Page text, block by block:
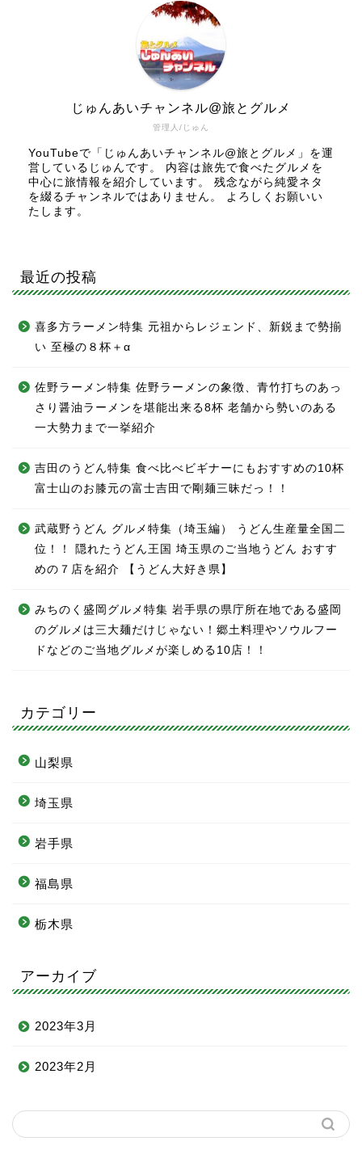
管理人/じゅん
じゅんあいチャンネル@旅とグルメ
YouTubeで「じゅんあいチャンネル@旅とグルメ」を運
営しているじゅんです。 内容は旅先で食べたグルメを
中心に旅情報を紹介しています。 残念ながら純愛ネタ
を綴るチャンネルではありません。 よろしくお願いい
たします。
最近の投稿
喜多方ラーメン特集 元祖からレジェンド、新鋭まで勢揃
い 至極の８杯＋α
佐野ラーメン特集 佐野ラーメンの象徴、青竹打ちのあっ
さり醤油ラーメンを堪能出来る8杯 老舗から勢いのある
一大勢力まで一挙紹介
吉田のうどん特集 食べ比べビギナーにもおすすめの10杯
富士山のお膝元の富士吉田で剛麺三昧だっ！！
武蔵野うどん グルメ特集（埼玉編） うどん生産量全国二
位！！ 隠れたうどん王国 埼玉県のご当地うどん おすす
めの７店を紹介 【うどん大好き県】
みちのく盛岡グルメ特集 岩手県の県庁所在地である盛岡
のグルメは三大麺だけじゃない！郷土料理やソウルフー
ドなどのご当地グルメが楽しめる10店！！
カテゴリー
山梨県
埼玉県
岩手県
福島県
栃木県
アーカイブ
2023年3月
2023年2月